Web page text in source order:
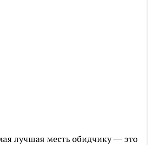
лучшая месть обидчику — это